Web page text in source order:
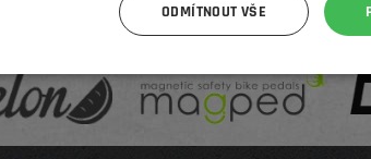
ODMÍTNOUT VŠE